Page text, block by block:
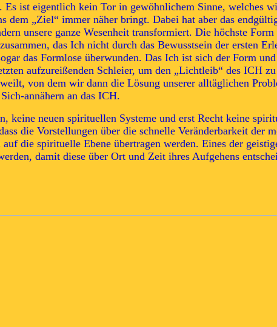
ist eigentlich kein Tor in gewöhnlichem Sinne, welches
„Ziel“ immer näher bringt. Dabei hat aber das
unsere ganze Wesenheit transformiert. Die höchste
das Ich nicht durch das Bewusstsein der ersten
das Formlose überwunden. Das Ich ist sich der Form
aufzureißenden Schleier, um den „Lichtleib“ des ICH
von dem wir dann die Lösung unserer alltäglichen
annähern an das ICH.
keine neuen spirituellen Systeme und erst Recht keine
die Vorstellungen über die schnelle Veränderbarkeit der
die spirituelle Ebene übertragen werden. Eines der
damit diese über Ort und Zeit ihres Aufgehens